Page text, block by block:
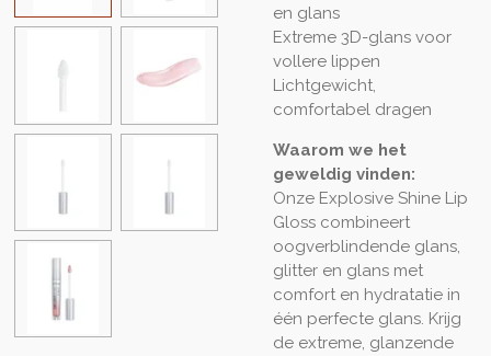
en glans
Extreme 3D-glans voor
vollere lippen
Lichtgewicht,
comfortabel dragen
Waarom we het
geweldig vinden:
Onze Explosive Shine Lip
Gloss combineert
oogverblindende glans,
glitter en glans met
comfort en hydratatie in
één perfecte glans. Krijg
de extreme, glanzende